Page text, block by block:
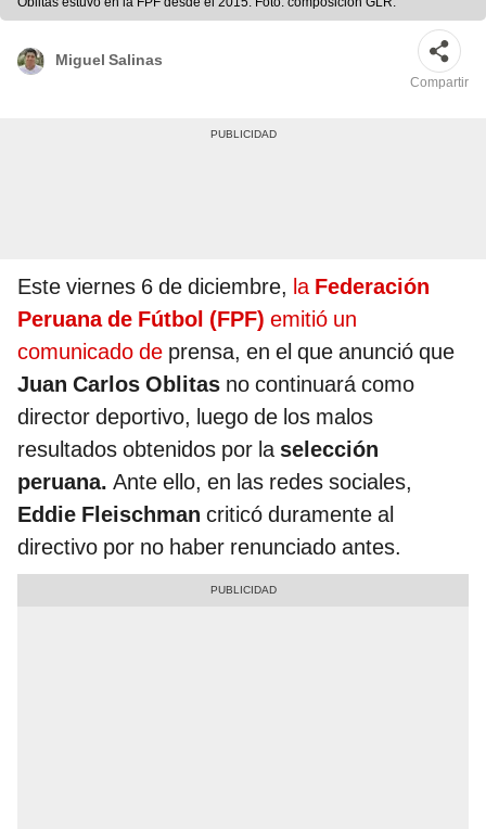
Miguel Salinas
Compartir
Este viernes 6 de diciembre, la Federación
Peruana de Fútbol (FPF) emitió un
comunicado de prensa, en el que anunció que
Juan Carlos Oblitas no continuará como
director deportivo, luego de los malos
resultados obtenidos por la selección
peruana. Ante ello, en las redes sociales,
Eddie Fleischman criticó duramente al
directivo por no haber renunciado antes.